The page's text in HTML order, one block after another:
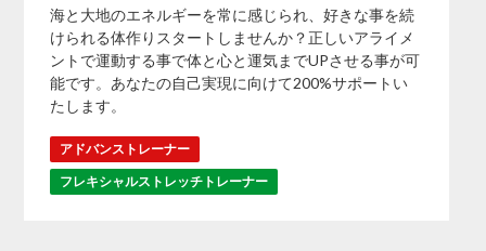
海と大地のエネルギーを常に感じられ、好きな事を続
けられる体作りスタートしませんか？正しいアライメ
ントで運動する事で体と心と運気までUPさせる事が可
能です。あなたの自己実現に向けて200%サポートい
たします。
アドバンストレーナー
フレキシャルストレッチトレーナー